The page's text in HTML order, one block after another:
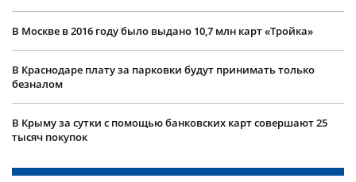
В Москве в 2016 году было выдано 10,7 млн карт «Тройка»
В Краснодаре плату за парковки будут принимать только
безналом
В Крыму за сутки с помощью банковских карт совершают 25
тысяч покупок